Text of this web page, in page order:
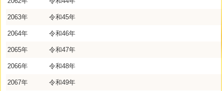
2063年 令和45年
2064年 令和46年
2065年 令和47年
2066年 令和48年
2067年 令和49年